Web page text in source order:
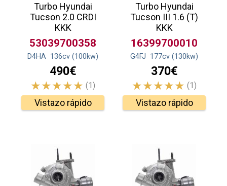
Turbo Hyundai
Tucson 2.0 CRDI
KKK
53039700358
D4HA 136cv (100kw)
490€
(1)
Vistazo rápido
Turbo Hyundai
Tucson III 1.6 (T)
KKK
16399700010
G4FJ 177cv (130kw)
370€
(1)
Vistazo rápido